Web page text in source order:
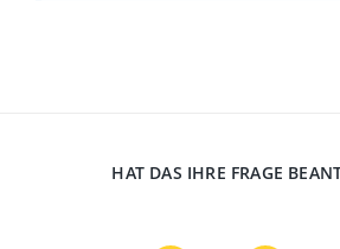
HAT DAS IHRE FRAGE